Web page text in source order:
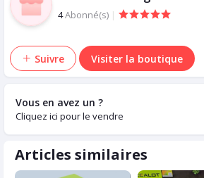
4Abonné(s) |
Suivre Visiter la boutique
Vous en avez un ?
Cliquez ici pour le vendre
Articles similaires